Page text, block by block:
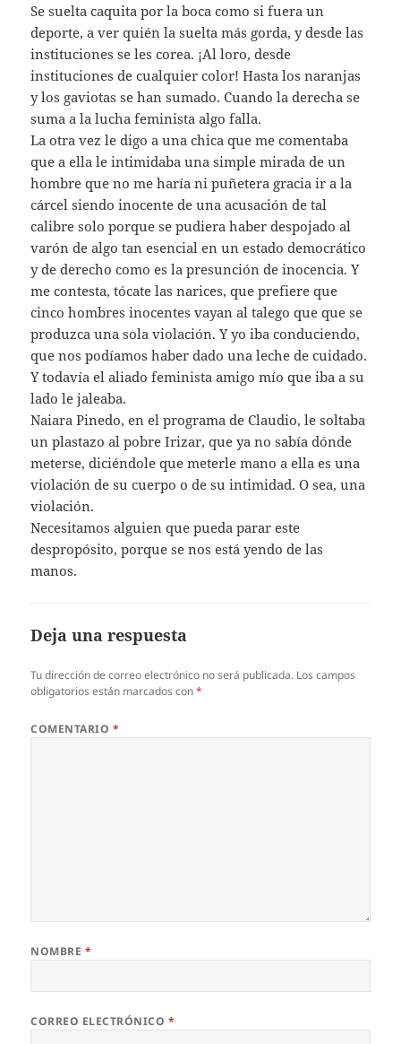
Se suelta caquita por la boca como si fuera un
deporte, a ver quién la suelta más gorda, y desde las
instituciones se les corea. ¡Al loro, desde
instituciones de cualquier color! Hasta los naranjas
y los gaviotas se han sumado. Cuando la derecha se
suma a la lucha feminista algo falla.
La otra vez le digo a una chica que me comentaba
que a ella le intimidaba una simple mirada de un
hombre que no me haría ni puñetera gracia ir a la
cárcel siendo inocente de una acusación de tal
calibre solo porque se pudiera haber despojado al
varón de algo tan esencial en un estado democrático
y de derecho como es la presunción de inocencia. Y
me contesta, tócate las narices, que prefiere que
cinco hombres inocentes vayan al talego que que se
produzca una sola violación. Y yo iba conduciendo,
que nos podíamos haber dado una leche de cuidado.
Y todavía el aliado feminista amigo mío que iba a su
lado le jaleaba.
Naiara Pinedo, en el programa de Claudio, le soltaba
un plastazo al pobre Irizar, que ya no sabía dónde
meterse, diciéndole que meterle mano a ella es una
violación de su cuerpo o de su intimidad. O sea, una
violación.
Necesitamos alguien que pueda parar este
despropósito, porque se nos está yendo de las
manos.
Deja una respuesta
Tu dirección de correo electrónico no será publicada. Los campos
obligatorios están marcados con*
COMENTARIO *
NOMBRE *
CORREO ELECTRÓNICO *